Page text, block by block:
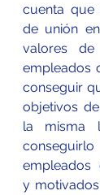
cuenta que
de unión
valores
empleados
conseguir
objetivos
la misma
empleados
y